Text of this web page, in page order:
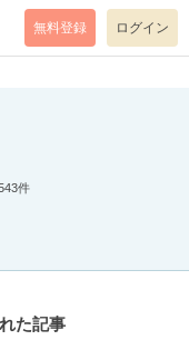
level=notice
無料登録 ログイン
件
た記事